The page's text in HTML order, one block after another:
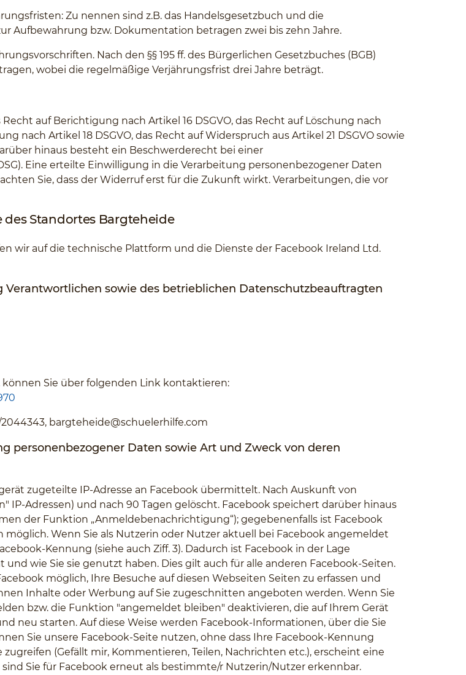
Zu nennen sind z.B. das Handelsgesetzbuch und die
Aufbewahrung bzw. Dokumentation betragen zwei bis zehn Jahre.
Nach den §§ 195 ff. des Bürgerlichen Gesetzbuches (BGB)
wobei die regelmäßige Verjährungsfrist drei Jahre beträgt.
auf Berichtigung nach Artikel 16 DSGVO, das Recht auf Löschung nach
nach Artikel 18 DSGVO, das Recht auf Widerspruch aus Artikel 21 DSGVO sowie
hinaus besteht ein Beschwerderecht bei einer
Eine erteilte Einwilligung in die Verarbeitung personenbezogener Daten
Sie, dass der Widerruf erst für die Zukunft wirkt. Verarbeitungen, die vor
Standortes Bargteheide
wir auf die technische Plattform und die Dienste der Facebook Ireland Ltd.
sowie des betrieblichen Datenschutzbeauftragten
Sie über folgenden Link kontaktieren:
bargteheide@schuelerhilfe.com
personenbezogener Daten sowie Art und Zweck von deren
zugeteilte IP-Adresse an Facebook übermittelt. Nach Auskunft von
IP-Adressen) und nach 90 Tagen gelöscht. Facebook speichert darüber hinaus
der Funktion „Anmeldebenachrichtigung“); gegebenenfalls ist Facebook
Wenn Sie als Nutzerin oder Nutzer aktuell bei Facebook angemeldet
Kennung (siehe auch Ziff. 3). Dadurch ist Facebook in der Lage
wie Sie sie genutzt haben. Dies gilt auch für alle anderen Facebook-Seiten.
möglich, Ihre Besuche auf diesen Webseiten Seiten zu erfassen und
Inhalte oder Werbung auf Sie zugeschnitten angeboten werden. Wenn Sie
bzw. die Funktion "angemeldet bleiben" deaktivieren, die auf Ihrem Gerät
neu starten. Auf diese Weise werden Facebook-Informationen, über die Sie
Sie unsere Facebook-Seite nutzen, ohne dass Ihre Facebook-Kennung
(Gefällt mir, Kommentieren, Teilen, Nachrichten etc.), erscheint eine
Sie für Facebook erneut als bestimmte/r Nutzerin/Nutzer erkennbar.